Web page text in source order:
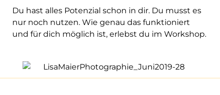
Du hast alles Potenzial schon in dir. Du musst es
nur noch nutzen. Wie genau das funktioniert
und für dich möglich ist, erlebst du im Workshop.